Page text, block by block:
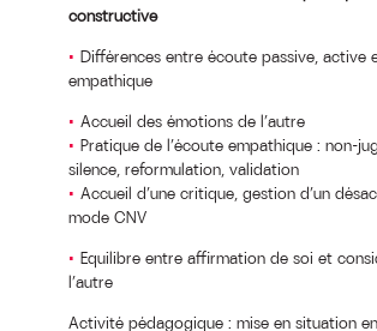
constructive
Différences entre écoute passive, active
empathique
Accueil des émotions de l’autre
Pratique de l’écoute empathique : non-
silence, reformulation, validation
Accueil d’une critique, gestion d’un
mode CNV
Equilibre entre affirmation de soi et
l’autre
Activité pédagogique : mise en situation